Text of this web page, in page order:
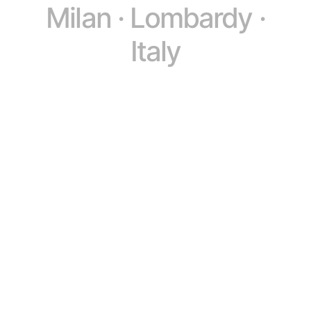
Milan · Lombardy ·
Italy